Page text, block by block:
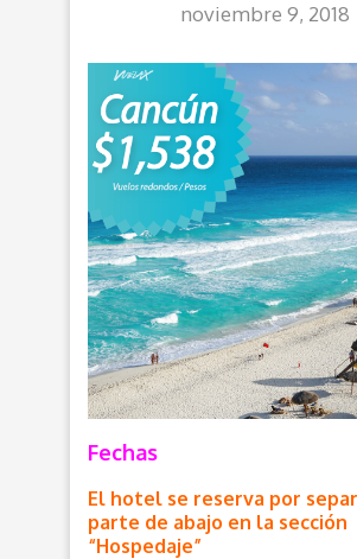
noviembre 9, 2018
Fechas
El hotel se reserva por
parte de abajo en la sección
“Hospedaje”